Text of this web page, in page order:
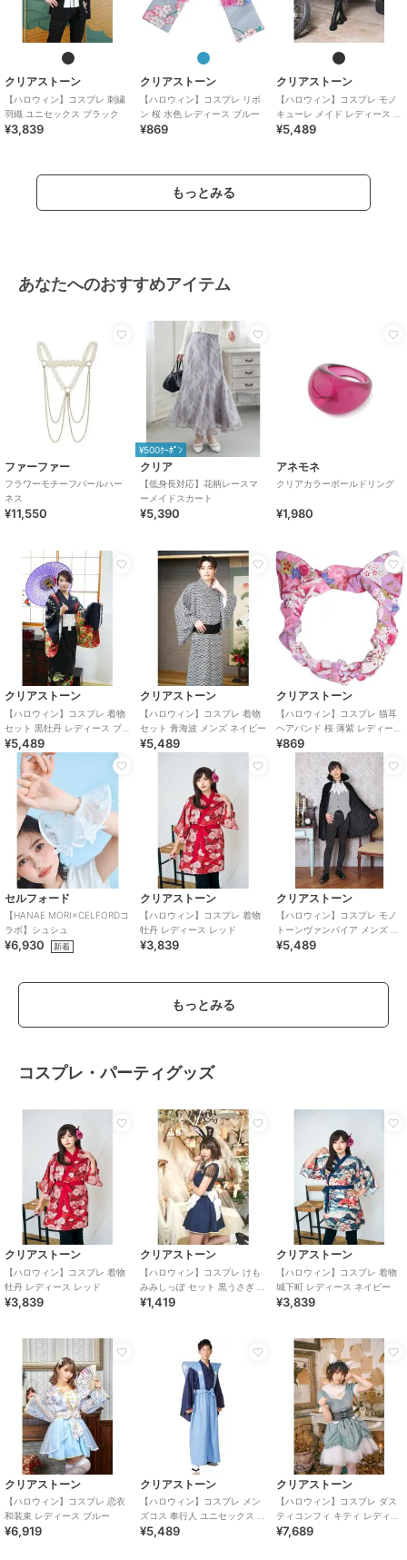
クリアストーン
【ハロウィン】コスプレ 刺繍
羽織 ユニセックス ブラック
¥3,839
クリアストーン
【ハロウィン】コスプレ リボ
ン 桜 水色 レディース ブルー
¥869
クリアストーン
【ハロウィン】コスプレ モノ
キューレ メイド レディース ブ
ラック
¥5,489
もっとみる
あなたへのおすすめアイテム
ファーファー
フラワーモチーフパールハー
ネス
¥11,550
¥500ｸｰﾎﾟﾝ
クリア
【低身長対応】花柄レースマ
ーメイドスカート
¥5,390
アネモネ
クリアカラーボールドリング
¥1,980
クリアストーン
【ハロウィン】コスプレ 着物
セット 黒牡丹 レディース ブラ
ック
¥5,489
クリアストーン
【ハロウィン】コスプレ 着物
セット 青海波 メンズ ネイビー
¥5,489
クリアストーン
【ハロウィン】コスプレ 猫耳
ヘアバンド 桜 薄紫 レディース
パープル
¥869
セルフォード
【HANAE MORI×CELFORDコ
ラボ】シュシュ
¥6,930 新着
クリアストーン
【ハロウィン】コスプレ 着物
牡丹 レディース レッド
¥3,839
クリアストーン
【ハロウィン】コスプレ モノ
トーンヴァンパイア メンズ ブ
ラック ハロウィーン
¥5,489
もっとみる
コスプレ・パーティグッズ
クリアストーン
【ハロウィン】コスプレ 着物
牡丹 レディース レッド
¥3,839
クリアストーン
【ハロウィン】コスプレ けも
みみしっぽ セット 黒うさぎ ユ
ニセックス ブラック
¥1,419
クリアストーン
【ハロウィン】コスプレ 着物
城下町 レディース ネイビー
¥3,839
クリアストーン
【ハロウィン】コスプレ 恋衣
和装束 レディース ブルー
¥6,919
クリアストーン
【ハロウィン】コスプレ メン
ズコス 奉行人 ユニセックス ブ
ルー
¥5,489
クリアストーン
【ハロウィン】コスプレ ダス
ティコンフィ キティ レディー
ス サックスブルー
¥7,689